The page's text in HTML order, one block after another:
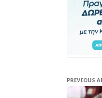
PREVIOUS